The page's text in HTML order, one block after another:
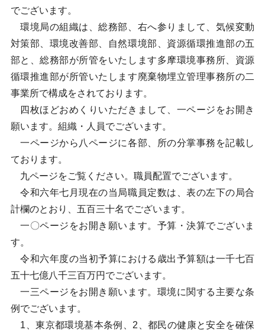
でございます。
環境局の組織は、総務部、右へ参りまして、気候変動
対策部、環境改善部、自然環境部、資源循環推進部の五
部と、総務部が所管をいたします多摩環境事務所、資源
循環推進部が所管いたします廃棄物埋立管理事務所の二
事業所で構成をされております。
四枚ほどおめくりいただきまして、一ページをお開き
願います。組織・人員でございます。
一ページから八ページに各部、所の分掌事務を記載し
ております。
九ページをご覧ください。職員配置でございます。
令和六年七月現在の当局職員定数は、表の左下の局合
計欄のとおり、五百三十名でございます。
一〇ページをお開き願います。予算・決算でございま
す。
令和六年度の当初予算における歳出予算額は一千七百
五十七億八千三百万円でございます。
一三ページをお開き願います。環境に関する主要な条
例でございます。
1、東京都環境基本条例、2、都民の健康と安全を確保